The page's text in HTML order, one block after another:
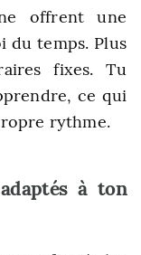
offrent une
du temps. Plus
fixes. Tu
ce qui
rythme.
à ton